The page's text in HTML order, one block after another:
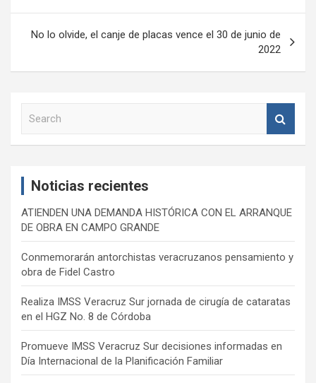
entradas
No lo olvide, el canje de placas vence el 30 de junio de
2022
Noticias recientes
ATIENDEN UNA DEMANDA HISTÓRICA CON EL ARRANQUE
DE OBRA EN CAMPO GRANDE
Conmemorarán antorchistas veracruzanos pensamiento y
obra de Fidel Castro
Realiza IMSS Veracruz Sur jornada de cirugía de cataratas
en el HGZ No. 8 de Córdoba
Promueve IMSS Veracruz Sur decisiones informadas en
Día Internacional de la Planificación Familiar